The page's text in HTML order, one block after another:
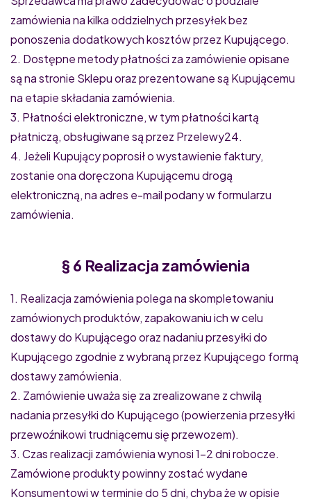
zamówienia na kilka oddzielnych przesyłek bez
ponoszenia dodatkowych kosztów przez Kupującego.
2. Dostępne metody płatności za zamówienie opisane
są na stronie Sklepu oraz prezentowane są Kupującemu
na etapie składania zamówienia.
3. Płatności elektroniczne, w tym płatności kartą
płatniczą, obsługiwane są przez Przelewy24.
4. Jeżeli Kupujący poprosił o wystawienie faktury,
zostanie ona doręczona Kupującemu drogą
elektroniczną, na adres e-mail podany w formularzu
zamówienia.
§ 6 Realizacja zamówienia
1. Realizacja zamówienia polega na skompletowaniu
zamówionych produktów, zapakowaniu ich w celu
dostawy do Kupującego oraz nadaniu przesyłki do
Kupującego zgodnie z wybraną przez Kupującego formą
dostawy zamówienia.
2. Zamówienie uważa się za zrealizowane z chwilą
nadania przesyłki do Kupującego (powierzenia przesyłki
przewoźnikowi trudniącemu się przewozem).
3. Czas realizacji zamówienia wynosi 1-2 dni robocze.
Zamówione produkty powinny zostać wydane
Konsumentowi w terminie do 5 dni, chyba że w opisie